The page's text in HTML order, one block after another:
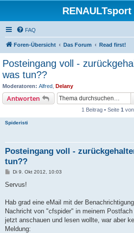
FAQ
Foren-Übersicht Das Forum Read first!
Posteingang voll -
was tun??
Moderatoren: Alfred Delany
Antworten
1 Beitrag • Seite 1 von
Spideristi
Posteingang voll -
tun??
B
i
a
Di 9. Okt 2012, 10:03
Servus!
Hab grad eine eMail mit der
Nachricht von "cfspider" in meinem
jetzt anschauen und lesen wollte, war aber
Meldung: